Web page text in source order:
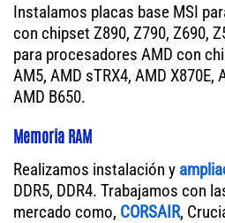
Instalamos placas base MSI
con chipset Z890, Z790, Z690,
para procesadores AMD con
AM5, AMD sTRX4, AMD X870E,
AMD B650.
Memoria RAM
Realizamos instalación y
DDR5, DDR4. Trabajamos con
mercado como, CORSAIR,